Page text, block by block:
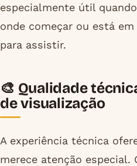
especialmente útil
onde começar ou está
para assistir.
🎨 Qualidade
de visualização
A experiência técnica
merece atenção especial.